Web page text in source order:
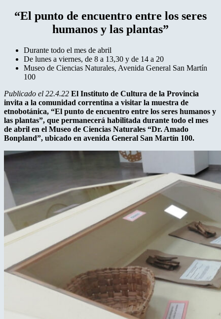
“El punto de encuentro entre los seres
humanos y las plantas”
Durante todo el mes de abril
De lunes a viernes, de 8 a 13,30 y de 14 a 20
Museo de Ciencias Naturales, Avenida General San Martín
100
Publicado el 22.4.22 El Instituto de Cultura de la Provincia
invita a la comunidad correntina a visitar la muestra de
etnobotánica, “El punto de encuentro entre los seres humanos y
las plantas”, que permanecerá habilitada durante todo el mes
de abril en el Museo de Ciencias Naturales “Dr. Amado
Bonpland”, ubicado en avenida General San Martín 100.